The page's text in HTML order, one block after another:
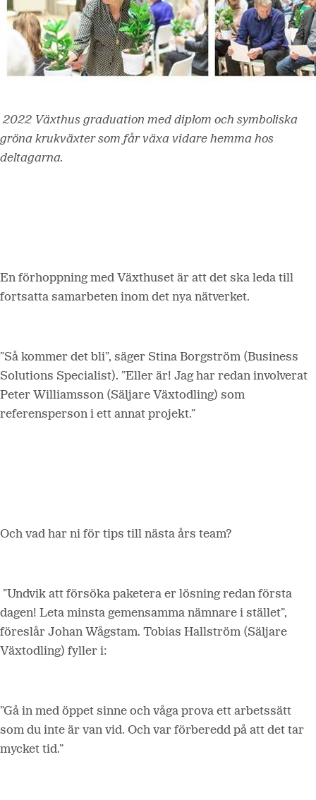
2022 Växthus graduation med diplom och symboliska
gröna krukväxter som får växa vidare hemma hos
deltagarna.
En förhoppning med Växthuset är att det ska leda till
fortsatta samarbeten inom det nya nätverket.
”Så kommer det bli”, säger Stina Borgström (Business
Solutions Specialist). ”Eller är! Jag har redan involverat
Peter Williamsson (Säljare Växtodling) som
referensperson i ett annat projekt.”
Och vad har ni för tips till nästa års team?
”Undvik att försöka paketera er lösning redan första
dagen! Leta minsta gemensamma nämnare i stället”,
föreslår Johan Wågstam. Tobias Hallström (Säljare
Växtodling) fyller i:
”Gå in med öppet sinne och våga prova ett arbetssätt
som du inte är van vid. Och var förberedd på att det tar
mycket tid.”